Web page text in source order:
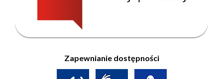
Zapewnianie dostępności